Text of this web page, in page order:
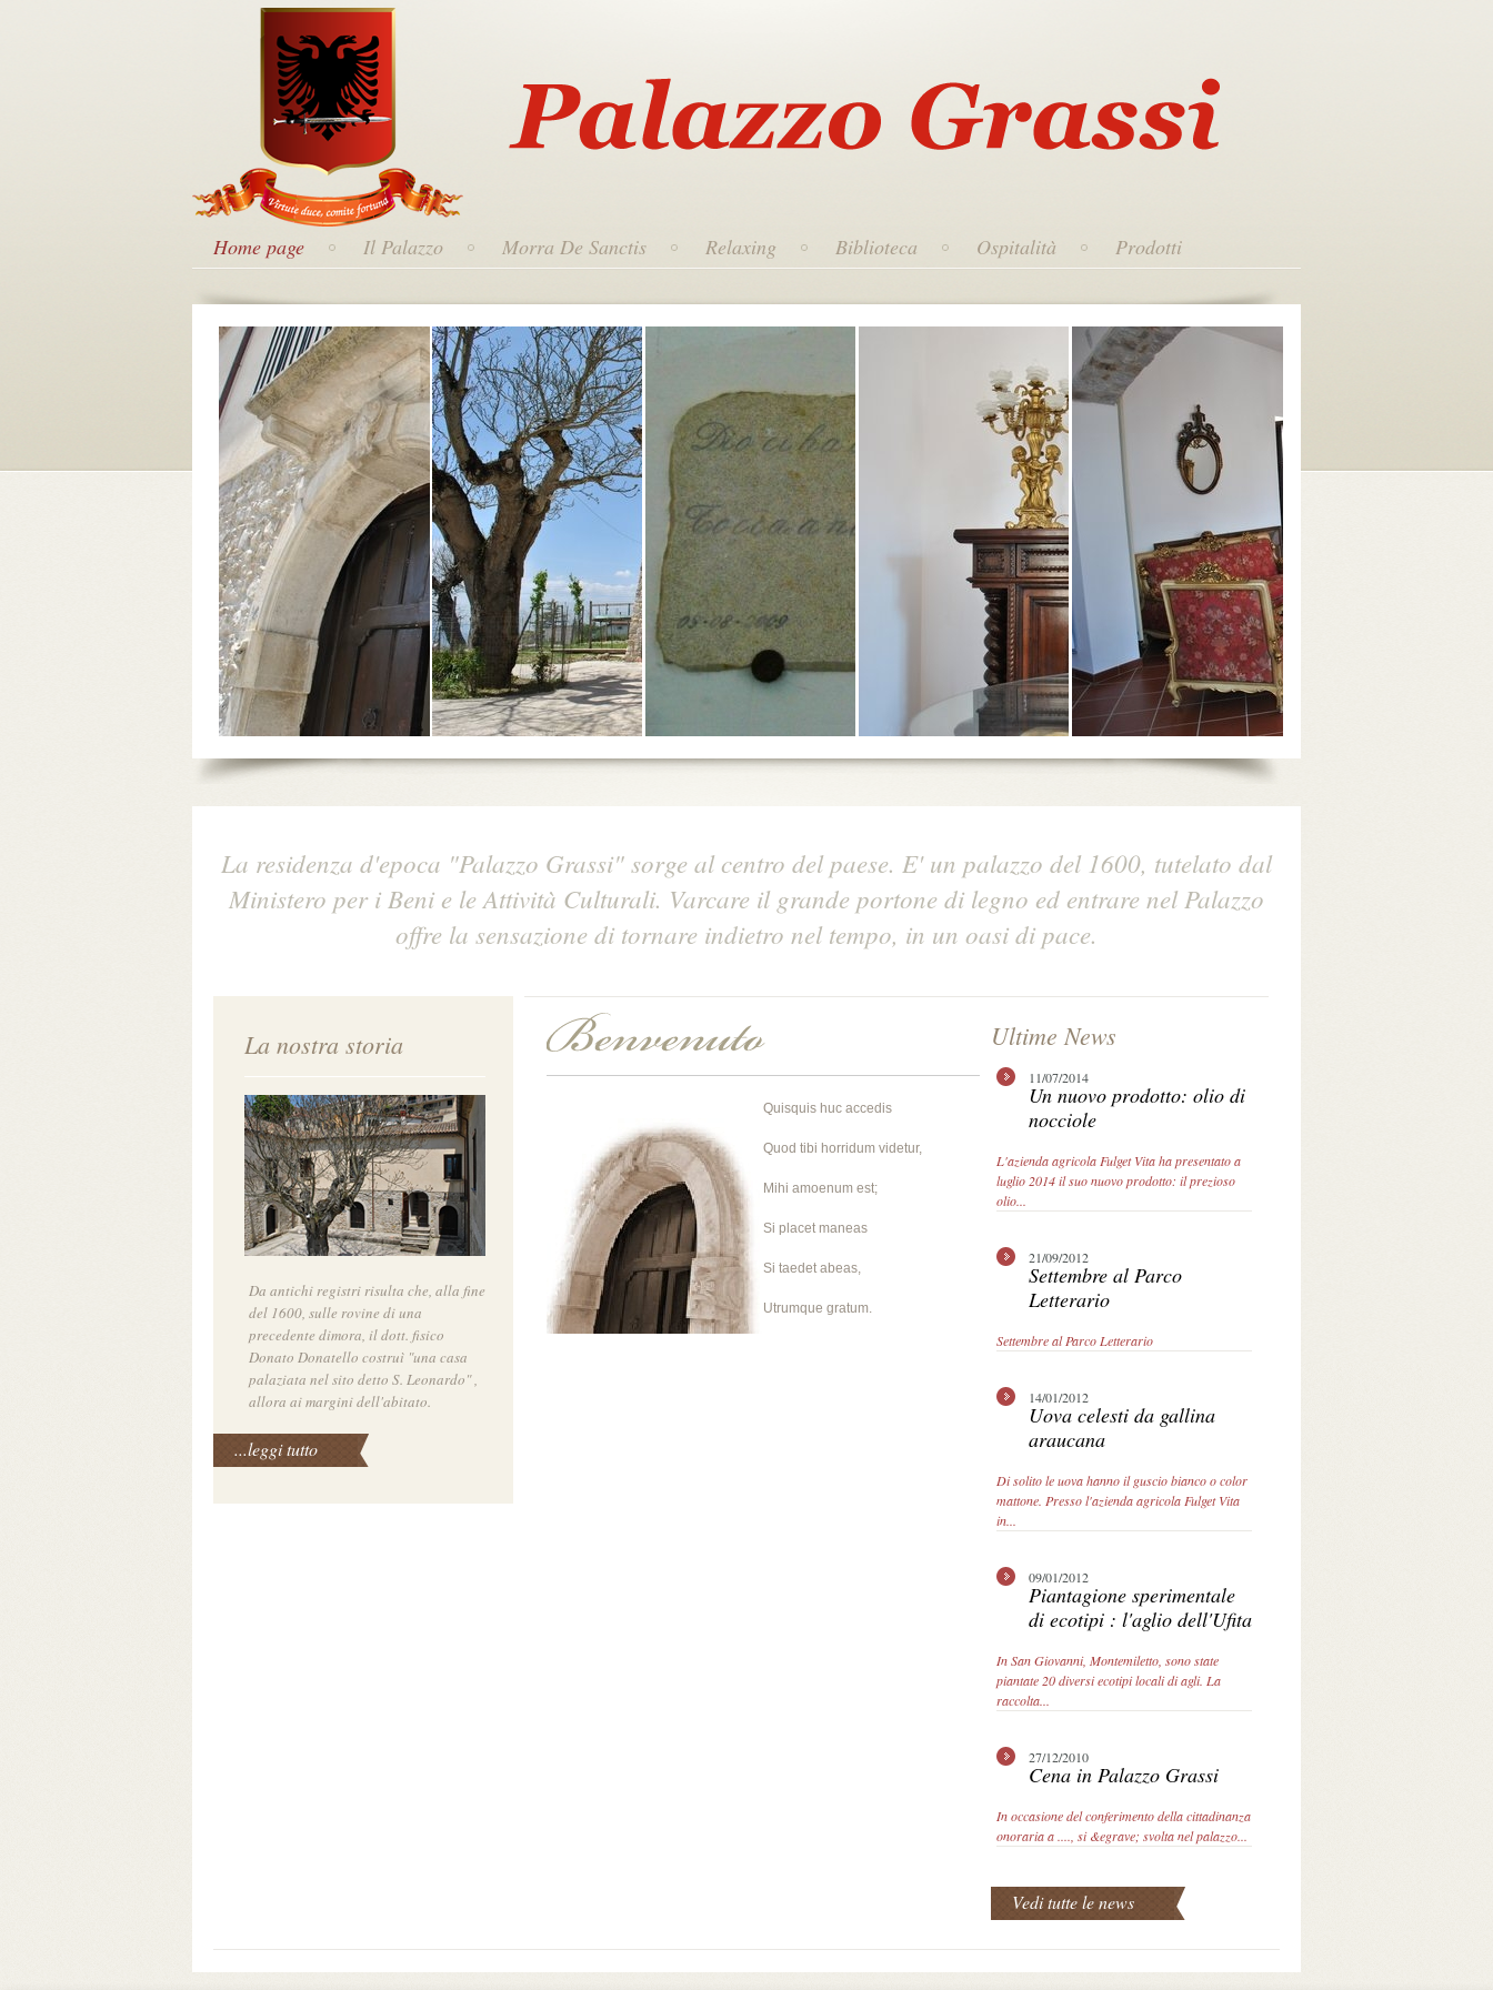
Home page Il Palazzo Morra De Sanctis Relaxing Biblioteca Ospitalità Prodotti
La residenza d'epoca "Palazzo Grassi" sorge al centro del paese. E' un palazzo del 1600, tutelato dal
Ministero per i Beni e le Attività Culturali. Varcare il grande portone di legno ed entrare nel Palazzo
offre la sensazione di tornare indietro nel tempo, in un oasi di pace.
La nostra storia
Da antichi registri risulta che, alla fine
del 1600, sulle rovine di una
precedente dimora, il dott. fisico
Donato Donatello costruì "una casa
palaziata nel sito detto S. Leonardo" ,
allora ai margini dell'abitato.
...leggi tutto
Quisquis huc accedis
Quod tibi horridum videtur,
Mihi amoenum est;
Si placet maneas
Si taedet abeas,
Utrumque gratum.
Ultime News
11/07/2014
Un nuovo prodotto: olio di
nocciole
L'azienda agricola Fulget Vita ha presentato a
luglio 2014 il suo nuovo prodotto: il prezioso
olio...
21/09/2012
Settembre al Parco
Letterario
Settembre al Parco Letterario
14/01/2012
Uova celesti da gallina
araucana
Di solito le uova hanno il guscio bianco o color
mattone. Presso l'azienda agricola Fulget Vita
in...
09/01/2012
Piantagione sperimentale
di ecotipi : l'aglio dell'Ufita
In San Giovanni, Montemiletto, sono state
piantate 20 diversi ecotipi locali di agli. La
raccolta...
27/12/2010
Cena in Palazzo Grassi
In occasione del conferimento della cittadinanza
onoraria a ...., si &egrave; svolta nel palazzo...
Vedi tutte le news